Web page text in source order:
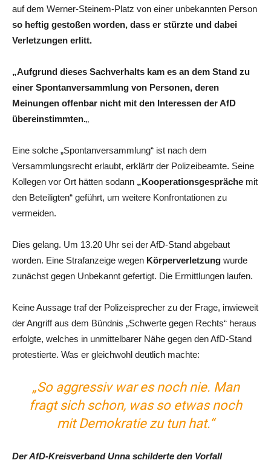
auf dem Werner-Steinem-Platz von einer unbekannten Person
so heftig gestoßen worden, dass er stürzte und dabei
Verletzungen erlitt.
„Aufgrund dieses Sachverhalts kam es an dem Stand zu
einer Spontanversammlung von Personen, deren
Meinungen offenbar nicht mit den Interessen der AfD
übereinstimmten.„
Eine solche „Spontanversammlung“ ist nach dem
Versammlungsrecht erlaubt, erklärtr der Polizeibeamte. Seine
Kollegen vor Ort hätten sodann „Kooperationsgespräche mit
den Beteiligten“ geführt, um weitere Konfrontationen zu
vermeiden.
Dies gelang. Um 13.20 Uhr sei der AfD-Stand abgebaut
worden. Eine Strafanzeige wegen Körperverletzung wurde
zunächst gegen Unbekannt gefertigt. Die Ermittlungen laufen.
Keine Aussage traf der Polizeisprecher zu der Frage, inwieweit
der Angriff aus dem Bündnis „Schwerte gegen Rechts“ heraus
erfolgte, welches in unmittelbarer Nähe gegen den AfD-Stand
protestierte. Was er gleichwohl deutlich machte:
„So aggressiv war es noch nie. Man
fragt sich schon, was so etwas noch
mit Demokratie zu tun hat.“
Der AfD-Kreisverband Unna schilderte den Vorfall